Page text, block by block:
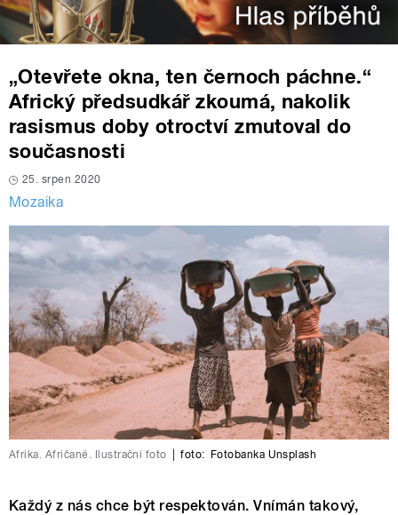
„Otevřete okna, ten černoch páchne.“
Africký předsudkář zkoumá, nakolik
rasismus doby otroctví zmutoval do
současnosti
25. srpen 2020
Mozaika
Afrika. Afričané. Ilustrační foto foto: Fotobanka Unsplash
Každý z nás chce být respektován. Vnímán takový,